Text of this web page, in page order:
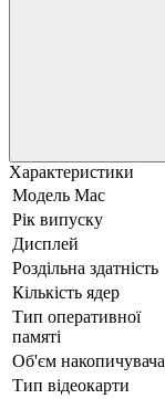
Характеристики
Модель Mac
Рік випуску
Дисплей
Роздільна здатність
Кількість ядер
Тип оперативної
памяті
Об'єм накопичувача
Тип відеокарти